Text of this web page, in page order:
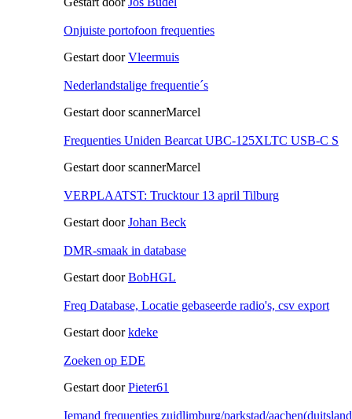
Onjuiste portofoon frequenties
Gestart doorVleermuis
Nederlandstalige frequentie´s
Gestart door scannerMarcel
Frequenties Uniden Bearcat UBC-125XLTC USB-C S
Gestart door scannerMarcel
VERPLAATST: Trucktour 13 april Tilburg
Gestart doorJohan Beck
DMR-smaak in database
Gestart doorBobHGL
Freq Database, Locatie gebaseerde radio's, csv export
Gestart doorkdeke
Zoeken op EDE
Gestart doorPieter61
Iemand frequenties zuidlimburg/parkstad/